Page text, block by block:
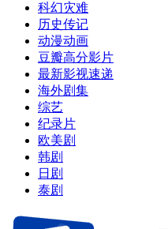
科幻灾难
历史传记
动漫动画
豆瓣高分影片
最新影视速递
海外剧集
综艺
纪录片
欧美剧
韩剧
日剧
泰剧